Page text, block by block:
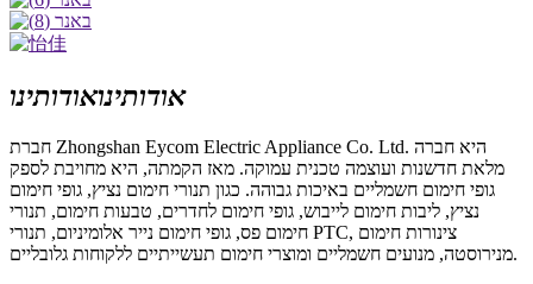
אודותינואודותינו
חברת Zhongshan Eycom Electric Appliance Co. Ltd. היא חברה
מלאת חדשנות ועוצמה טכנית עמוקה. מאז הקמתה, היא מחויבת לספק
גופי חימום חשמליים באיכות גבוהה. כגון תנורי חימום נציץ, גופי חימום
נציץ, ליבות חימום לייבוש, גופי חימום לחדרים, טבעות חימום, תנורי
חימום פס, גופי חימום נייר אלומיניום, תנורי PTC, צינורות חימום
מנירוסטה, מנועים חשמליים ומוצרי חימום תעשייתיים ללקוחות גלובליים.